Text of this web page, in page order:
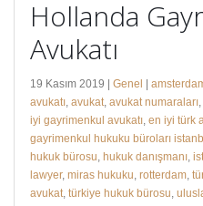
Hollanda
Avukatı
19 Kasım 2019 | Genel |
avukatı avukat avukat numaraları
iyi gayrimenkul avukatı en iyi türk
gayrimenkul hukuku büroları
hukuk bürosu hukuk danışmanı
lawyer, miras hukuku rotterdam
avukat türkiye hukuk bürosu